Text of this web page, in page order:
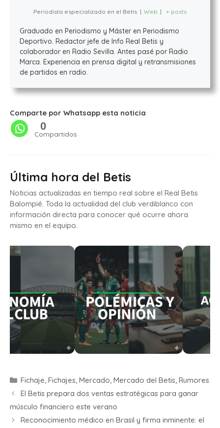
Periodista especializado en el Betis | Web | + posts
Graduado en Periodismo y Máster en Periodismo
Deportivo. Redactor jefe de Info Real Betis y
colaborador en Radio Sevilla. Antes pasé por Radio
Marca. Experiencia en prensa digital y retransmisiones
de partidos en radio.
Comparte por Whatsapp esta noticia
0
Compartidos
Última hora del Betis
Noticias actualizadas en tiempo real sobre el Real Betis
Balompié. Toda la actualidad del club verdiblanco con
información directa para conocer qué ocurre ahora
mismo en el equipo.
Fichaje, Fichajes, Mercado, Mercado del Betis, Rumores
El Betis prepara dos ventas estratégicas para ganar
músculo financiero este verano
Reconocimiento médico en Brasil y firma inminente: el